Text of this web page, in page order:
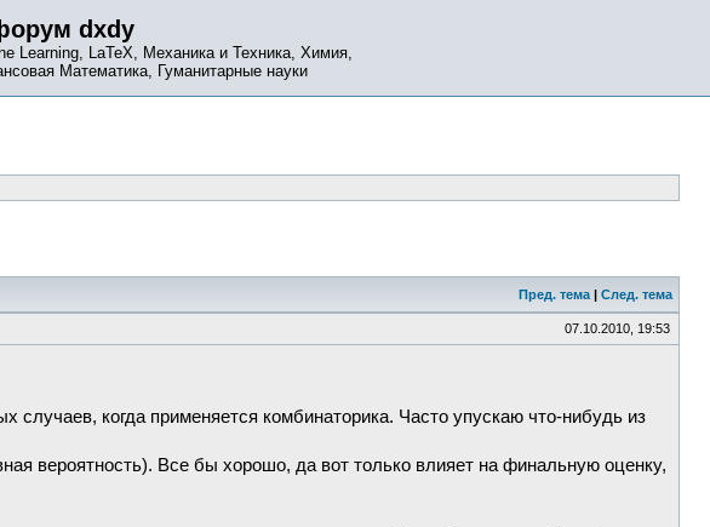
dxdy
Learning, LaTeX, Механика и Техника, Химия,
Математика, Гуманитарные науки
Пред. тема | След. тема
07.10.2010, 19:53
когда применяется комбинаторика. Часто упускаю что-нибудь из
вероятность). Все бы хорошо, да вот только влияет на финальную оценку,